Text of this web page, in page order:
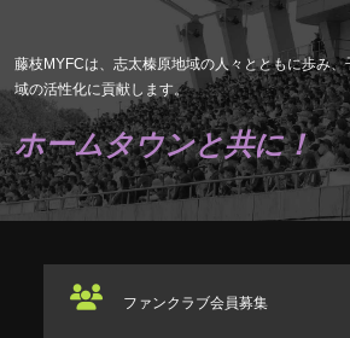
藤枝MYFCは、志太榛原地域の人々とともに歩み
域の活性化に貢献します。
ホームタウンと共に！
ファンクラブ会員募集